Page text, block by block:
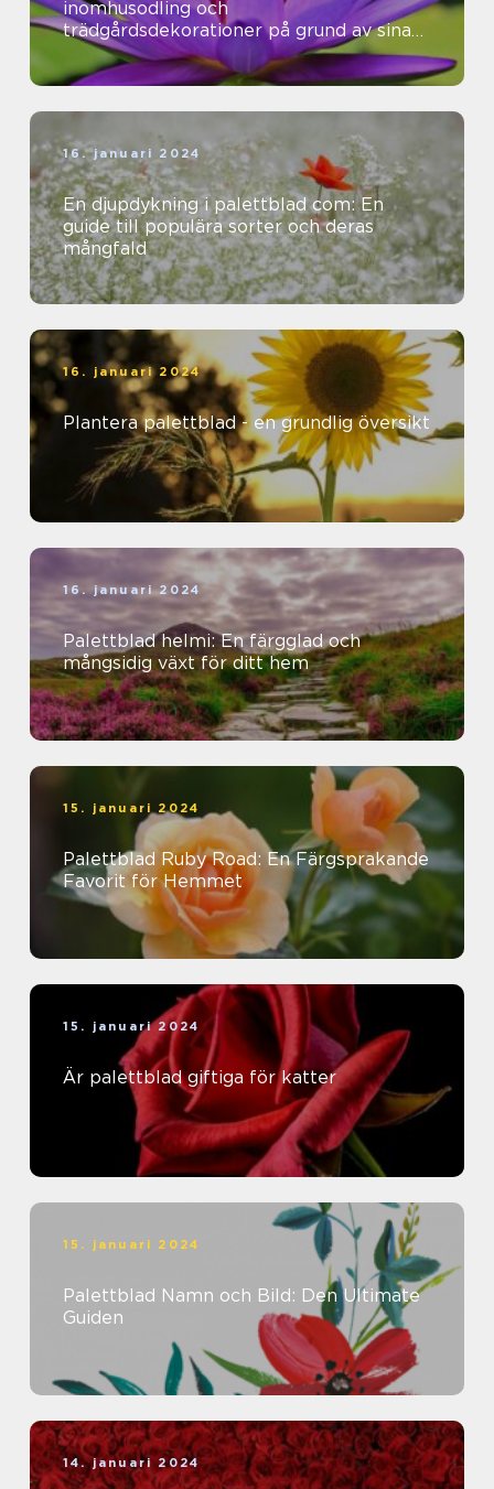
inomhusodling och
trädgårdsdekorationer på grund av sina
vackra färger och mönster
16. januari 2024
En djupdykning i palettblad com: En
guide till populära sorter och deras
mångfald
16. januari 2024
Plantera palettblad - en grundlig översikt
16. januari 2024
Palettblad helmi: En färgglad och
mångsidig växt för ditt hem
15. januari 2024
Palettblad Ruby Road: En Färgsprakande
Favorit för Hemmet
15. januari 2024
Är palettblad giftiga för katter
15. januari 2024
Palettblad Namn och Bild: Den Ultimate
Guiden
14. januari 2024